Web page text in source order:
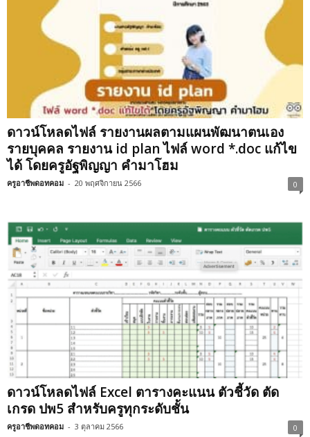
ดาวน์โหลดไฟล์ รายงานผลตามแผนพัฒนาตนเอง
รายบุคคล รายงาน id plan ไฟล์ word *.doc แก้ไข
ได้ โดยครูอัฐพิญญา คำมาโฮม
ครูอาชีพดอทคอม - 20 พฤศจิกายน 2566 0
ดาวน์โหลดไฟล์ Excel ตารางคะแนน ตัวชี้วัด ตัด
เกรด ปพ5 สำหรับครูทุกระดับชั้น
ครูอาชีพดอทคอม - 3 ตุลาคม 2566 0